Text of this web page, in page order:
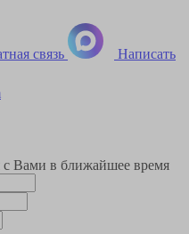
связь Написать
Вами в ближайшее время